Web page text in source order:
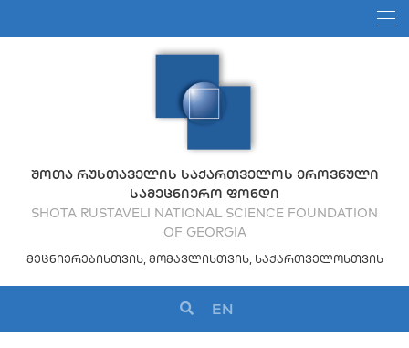
ᲨᲝᲗᲐ ᲠᲣᲡᲗᲐᲕᲔᲚᲘᲡ ᲡᲐᲥᲐᲠᲗᲕᲔᲚᲝᲡ ᲔᲠᲝᲕᲜᲣᲚᲘ
ᲡᲐᲛᲔᲪᲜᲘᲔᲠᲝ ᲤᲝᲜᲓᲘ
SHOTA RUSTAVELI NATIONAL SCIENCE FOUNDATION
OF GEORGIA
ᲛᲔᲪᲜᲘᲔᲠᲔᲑᲘᲡᲗᲕᲘᲡ, ᲛᲝᲛᲐᲕᲚᲘᲡᲗᲕᲘᲡ, ᲡᲐᲥᲐᲠᲗᲕᲔᲚᲝᲡᲗᲕᲘᲡ
EN